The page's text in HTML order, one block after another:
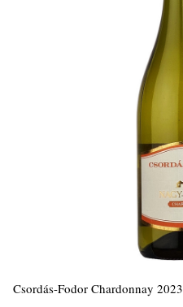
Csordás-Fodor Chardonnay 2023